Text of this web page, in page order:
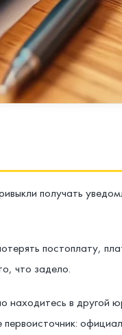
получать
постоплату,
что задело.
в другой